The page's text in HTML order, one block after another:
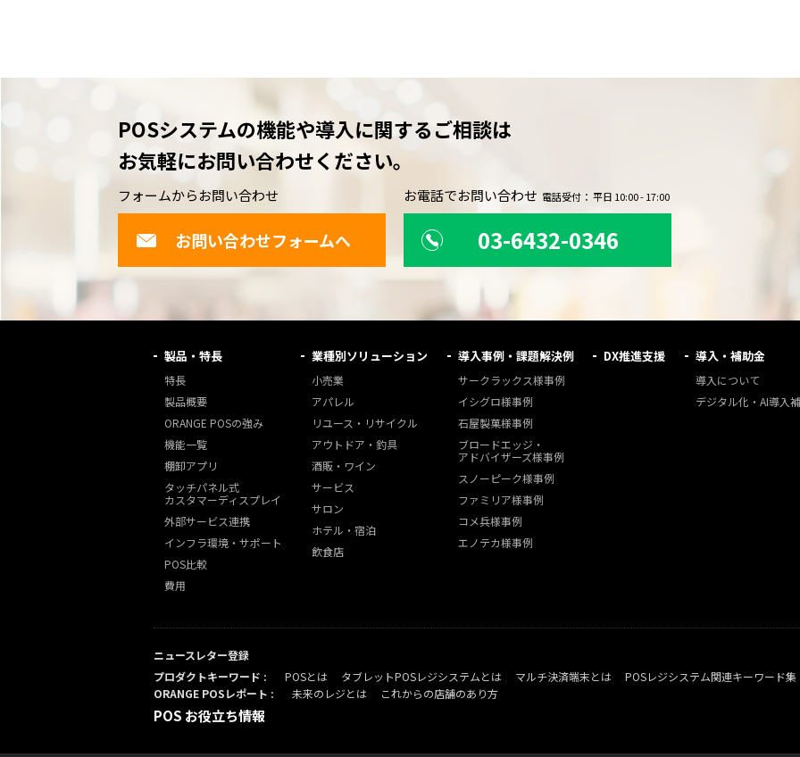
POSシステムの機能や導入に関するご相談は
お気軽にお問い合わせください。
フォームからお問い合わせ
お問い合わせフォームへ
お電話でお問い合わせ 電話受付： 平日 10:00 - 17:00
03-6432-0346
製品・特長
特長
製品概要
ORANGE POSの強み
機能一覧
棚卸アプリ
タッチパネル式
カスタマーディスプレイ
外部サービス連携
インフラ環境・サポート
POS比較
費用
業種別ソリューション
小売業
アパレル
リユース・リサイクル
アウトドア・釣具
酒販・ワイン
サービス
サロン
ホテル・宿泊
飲食店
導入事例・課題解決例
サークラックス様事例
イシグロ様事例
石屋製菓様事例
ブロードエッジ・
アドバイザーズ様事例
スノーピーク様事例
ファミリア様事例
コメ兵様事例
エノテカ様事例
DX推進支援 導入・補助金
導入について
デジタル化・AI導入
ニュースレター登録
プロダクトキーワード :
POSとは タブレットPOSレジシステムとは マルチ決済端末とは
POSレジシステム関連キーワード集
ORANGE POSレポート :
未来のレジとは これからの店舗のあり方
POS お役立ち情報